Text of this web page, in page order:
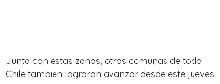
Junto con estas zonas, otras comunas de todo
Chile también lograron avanzar desde este jueves